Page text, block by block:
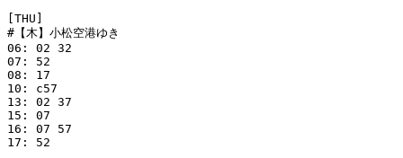
[THU]
#【木】小松空港ゆき
06: 02 32
07: 52
08: 17
10: c57
13: 02 37
15: 07
16: 07 57
17: 52